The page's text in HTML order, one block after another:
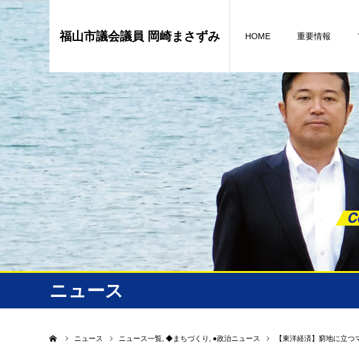
福山市議会議員 岡崎まさずみ HOME 重要情報
ニュース
ニュース ニュース一覧 ◆まちづくり ●政治ニュース 【東洋経済】窮地に立